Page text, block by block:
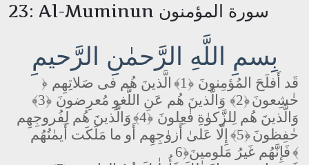
23: Al-Muminun سورة المؤمنون
بِسمِ اللَّهِ الرَّحمٰنِ الرَّحيمِ
﴿ قَد أَفلَحَ المُؤمِنونَ ﴿1﴾
الَّذينَ هُم فى صَلاتِهِم
خٰشِعونَ﴿2﴾ وَالَّذينَ هُم عَنِ اللَّغوِ مُعرِضونَ ﴿3﴾
وَالَّذينَ هُم لِلزَّكوٰةِ فٰعِلونَ ﴿4﴾
وَالَّذينَ هُم لِفُروجِهِم
حٰفِظونَ﴿5﴾
إِلّا عَلىٰ أَزوٰجِهِم أَو ما مَلَكَت أَيمٰنُهُم
فَإِنَّهُم غَيرُ مَلومينَ﴿6﴾